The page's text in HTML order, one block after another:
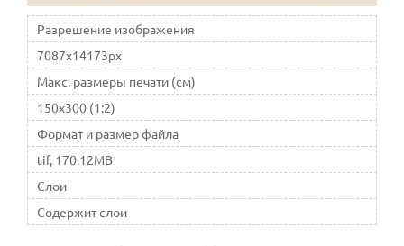
Разрешение изображения
7087x14173px
Макс. размеры печати (см)
150x300 (1:2)
Формат и размер файла
tif, 170.12MB
Слои
Содержит слои